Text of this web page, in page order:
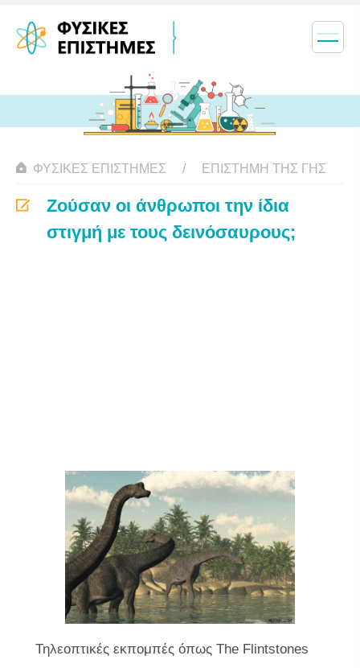
ΦΥΣΙΚΈΣ ΕΠΙΣΤΉΜΕΣ ΕΠΙΣΤΉΜΗ ΤΗΣ ΓΗΣ
Ζούσαν οι άνθρωποι την ίδια
στιγμή με τους δεινόσαυρους;
Τηλεοπτικές εκπομπές όπως The Flintstones